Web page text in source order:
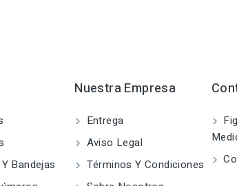
Bandejas
Nuestra Empresa
Entrega
Aviso Legal
Términos Y Condiciones